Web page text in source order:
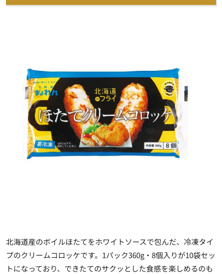
北海道産のボイルほたてをホワイトソースで包んだ、冷凍タイ
プのクリームコロッケです。1パック360g・8個入りが10袋セッ
トになっており、できたてのサクッとした食感を楽しめるのも